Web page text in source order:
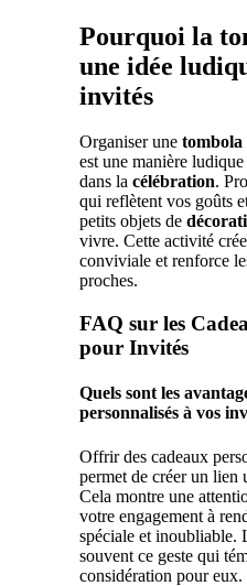
Pourquoi la
une idée
invités
Organiser une tombola
est une manière
dans la célébration.
qui reflètent vos goûts
petits objets de
vivre. Cette activité
conviviale et renforce
proches.
FAQ sur les
pour Invités
Quels sont les
personnalisés à vos
Offrir des cadeaux
permet de créer un lien
Cela montre une
votre engagement à
spéciale et inoubliable.
souvent ce geste qui
considération pour eux.